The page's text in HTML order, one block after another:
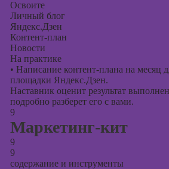
Освоите
Личный блог
Яндекс.Дзен
Контент-план
Новости
На практике
• Написание контент-плана на месяц
площадки Яндекс.Дзен.
Наставник оценит результат
подробно разберет его с вами.
9
Маркетинг-кит
9
9
содержание и инструменты